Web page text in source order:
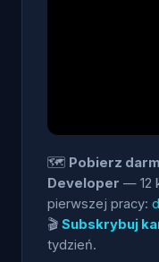
🗺️ Pobierz
Developer — 12
pierwszej pracy:
🎬 Subskrybuj
tydzień.